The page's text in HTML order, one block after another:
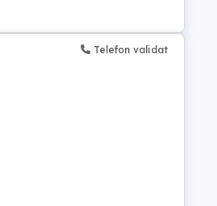
Telefon validat